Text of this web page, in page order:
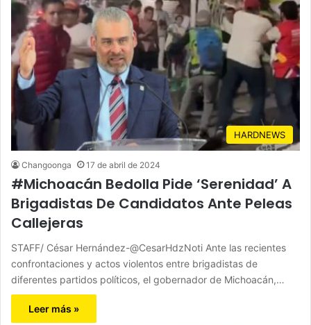
HARDNEWS
Changoonga 17 de abril de 2024
#Michoacán Bedolla Pide ‘Serenidad’ A
Brigadistas De Candidatos Ante Peleas
Callejeras
STAFF/ César Hernández-@CesarHdzNoti Ante las recientes
confrontaciones y actos violentos entre brigadistas de
diferentes partidos políticos, el gobernador de Michoacán,…
Leer más »